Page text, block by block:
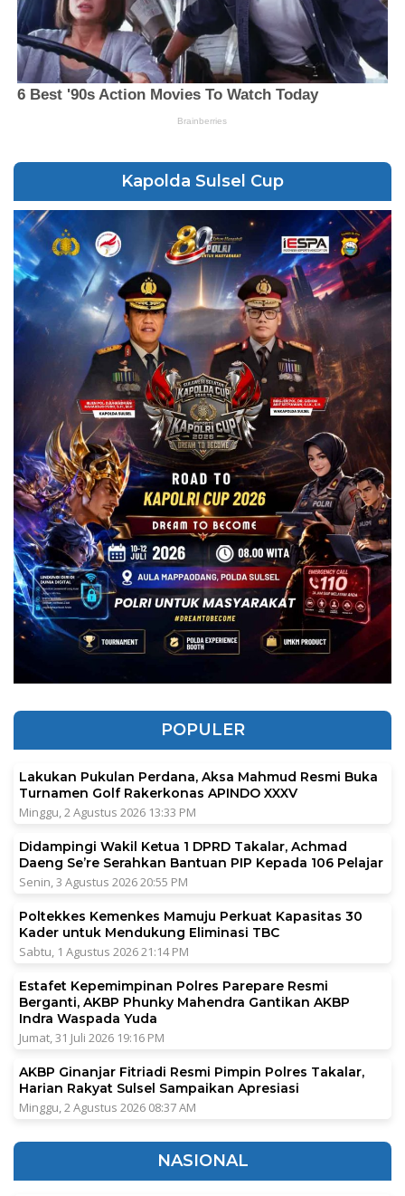
Kapolda Sulsel Cup
POPULER
Lakukan Pukulan Perdana, Aksa Mahmud Resmi Buka
Turnamen Golf Rakerkonas APINDO XXXV
Minggu, 2 Agustus 2026 13:33 PM
Didampingi Wakil Ketua 1 DPRD Takalar, Achmad
Daeng Se’re Serahkan Bantuan PIP Kepada 106 Pelajar
Senin, 3 Agustus 2026 20:55 PM
Poltekkes Kemenkes Mamuju Perkuat Kapasitas 30
Kader untuk Mendukung Eliminasi TBC
Sabtu, 1 Agustus 2026 21:14 PM
Estafet Kepemimpinan Polres Parepare Resmi
Berganti, AKBP Phunky Mahendra Gantikan AKBP
Indra Waspada Yuda
Jumat, 31 Juli 2026 19:16 PM
AKBP Ginanjar Fitriadi Resmi Pimpin Polres Takalar,
Harian Rakyat Sulsel Sampaikan Apresiasi
Minggu, 2 Agustus 2026 08:37 AM
NASIONAL